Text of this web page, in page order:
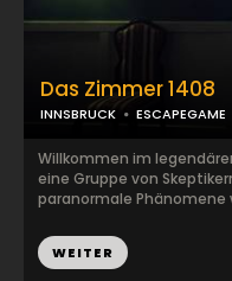
Das Zimmer 1408
INNSBRUCK ESCAPEGAME
Willkommen im
eine Gruppe von
paranormale Phänomene
WEITER